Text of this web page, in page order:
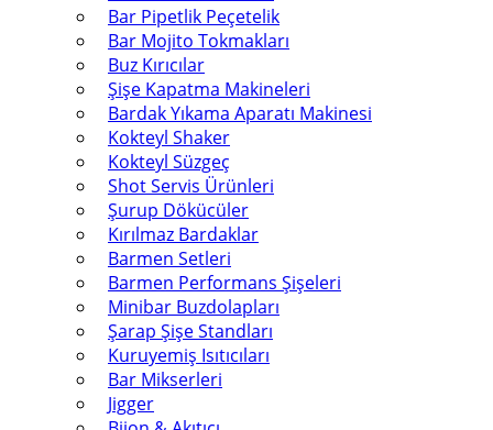
Bar Pipetlik Peçetelik
Bar Mojito Tokmakları
Buz Kırıcılar
Şişe Kapatma Makineleri
Bardak Yıkama Aparatı Makinesi
Kokteyl Shaker
Kokteyl Süzgeç
Shot Servis Ürünleri
Şurup Dökücüler
Kırılmaz Bardaklar
Barmen Setleri
Barmen Performans Şişeleri
Minibar Buzdolapları
Şarap Şişe Standları
Kuruyemiş Isıtıcıları
Bar Mikserleri
Jigger